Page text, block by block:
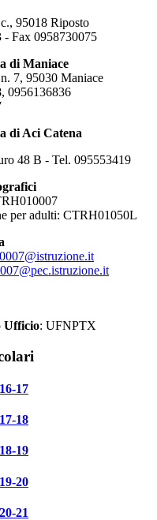
95018 Riposto
- Fax 0958730075
di Maniace
7, 95030 Maniace
0956136836
di Aci Catena
48 B - Tel. 095553419
per adulti: CTRH01050L
Ufficio: UFNPTX
17
18
19
20
21